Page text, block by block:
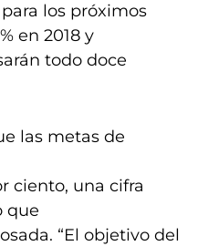
los próximos
en 2018 y
todo doce
las metas de
ciento, una cifra
que
“El objetivo del